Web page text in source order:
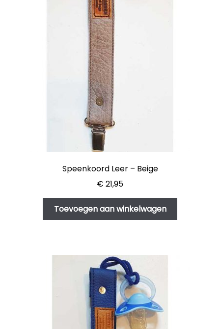
Speenkoord Leer – Beige
€ 21,95
Toevoegen aan winkelwagen